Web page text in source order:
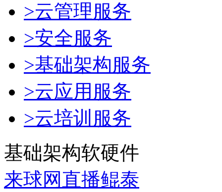
>云管理服务
>安全服务
>基础架构服务
>云应用服务
>云培训服务
基础架构软硬件
来球网直播鲲泰